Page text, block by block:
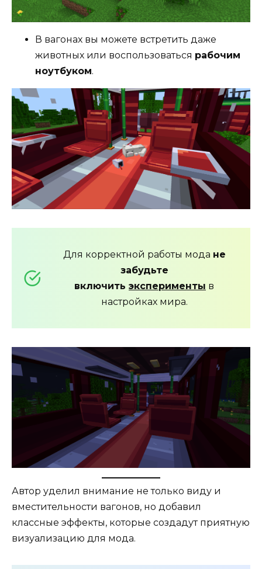
В вагонах вы можете встретить даже
животных или воспользоваться рабочим
ноутбуком.
Для корректной работы мода не
забудьте
включить эксперименты в
настройках мира.
Автор уделил внимание не только виду и
вместительности вагонов, но добавил
классные эффекты, которые создадут приятную
визуализацию для мода.